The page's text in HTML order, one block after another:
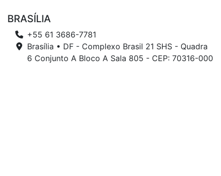
BRASÍLIA
+55 61 3686-7781
Brasília • DF - Complexo Brasil 21 SHS - Quadra
6 Conjunto A Bloco A Sala 805 - CEP: 70316-000